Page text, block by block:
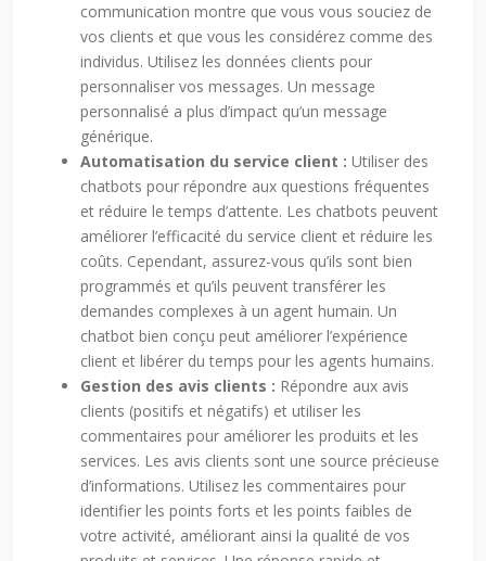
communication montre que vous vous souciez de
vos clients et que vous les considérez comme des
individus. Utilisez les données clients pour
personnaliser vos messages. Un message
personnalisé a plus d’impact qu’un message
générique.
Automatisation du service client : Utiliser des
chatbots pour répondre aux questions fréquentes
et réduire le temps d’attente. Les chatbots peuvent
améliorer l’efficacité du service client et réduire les
coûts. Cependant, assurez-vous qu’ils sont bien
programmés et qu’ils peuvent transférer les
demandes complexes à un agent humain. Un
chatbot bien conçu peut améliorer l’expérience
client et libérer du temps pour les agents humains.
Gestion des avis clients : Répondre aux avis
clients (positifs et négatifs) et utiliser les
commentaires pour améliorer les produits et les
services. Les avis clients sont une source précieuse
d’informations. Utilisez les commentaires pour
identifier les points forts et les points faibles de
votre activité, améliorant ainsi la qualité de vos